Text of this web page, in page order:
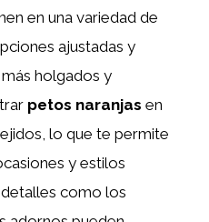
en una variedad de
ajustadas y
holgados y
petos naranjas en
lo que te permite
y estilos
como los